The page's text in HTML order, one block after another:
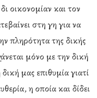
οικονομίαν και τον
στη γη για να
πληρότητα της δικής
μόνο με την δική
μας επιθυμία γιατί
η οποία και δίδει